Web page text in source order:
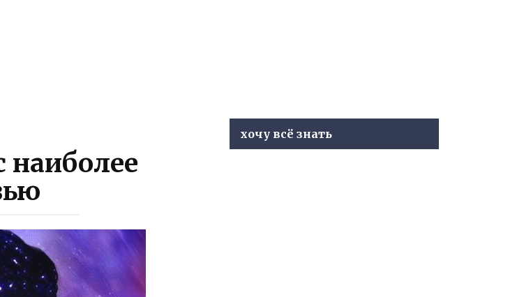
наиболее
хочу всё знать